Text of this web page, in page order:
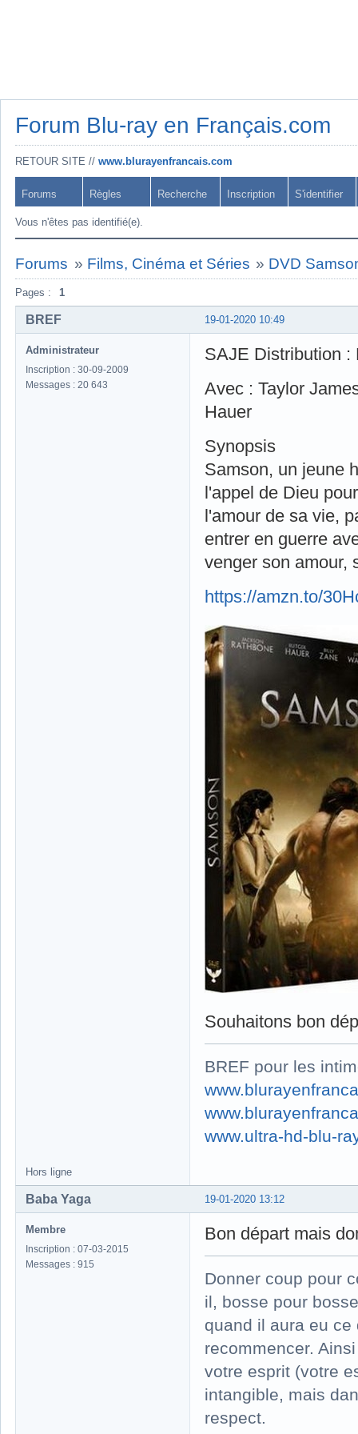
Forum Blu-ray en Français.com
RETOUR SITE // www.blurayenfrancais.com
Forums Règles Recherche Inscription S'identifier
Vous n'êtes pas identifié(e).
Forums » Films, Cinéma et Séries » DVD
Pages : 1
19-01-2020 10:49
BREF
Administrateur
Inscription : 30-09-2009
Messages : 20 643
SAJE Distribution :
Avec : Taylor
Hauer
Synopsis
Samson, un jeune
l'appel de Dieu
l'amour de sa vie,
entrer en guerre
venger son amour,
https://amzn.to/
Souhaitons bon
BREF pour les
www.ultra-hd-blu-
Hors ligne
19-01-2020 13:12
Baba Yaga
Membre
Inscription : 07-03-2015
Messages : 915
Bon départ mais
Donner coup pour
il, bosse pour
quand il aura eu ce
recommencer.
votre esprit (votre
intangible, mais
respect.